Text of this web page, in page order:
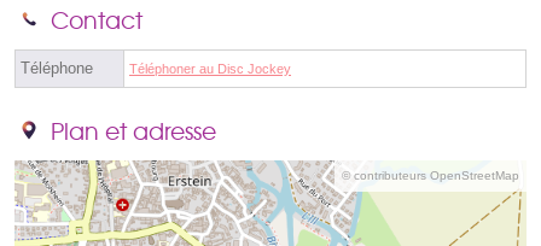
Contact
Téléphone Téléphoner au Disc Jockey
Plan et adresse
© contributeurs OpenStreetMap